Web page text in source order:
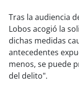
Tras la audiencia
Lobos acogió la
dichas medidas
antecedentes
menos, se puede
del delito".